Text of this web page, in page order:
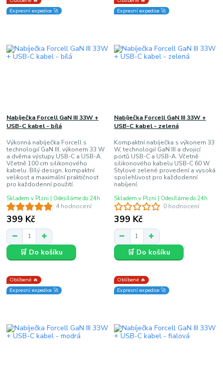
Expresní expedice 🚀
4 hodnocení
Nabíječka Forcell GaN III 33W +
USB-C kabel - bílá
Výkonná nabíječka Forcell s
technologií GaN III, výkonem 33 W
a dvěma výstupy USB-C a USB-A.
Včetně 100 cm silikonového
kabelu. Bílý design, kompaktní
velikost a maximální praktičnost
pro každodenní použití.
399 Kč
Skladem v Plzni | Odesíláme do 24h
🛒 Do košíku
Expresní expedice 🚀
0 hodnocení
Nabíječka Forcell GaN III 33W +
USB-C kabel - zelená
Kompaktní nabíječka s výkonem 33
W, technologií GaN III a dvojicí
portů USB-C a USB-A. Včetně
silikonového kabelu USB-C 60 W.
Stylové zelené provedení a vysoká
spolehlivost pro každodenní
nabíjení.
399 Kč
Skladem v Plzni | Odesíláme do 24h
🛒 Do košíku
Oblíbené 🔥
Expresní expedice 🚀
Oblíbené 🔥
Expresní expedice 🚀